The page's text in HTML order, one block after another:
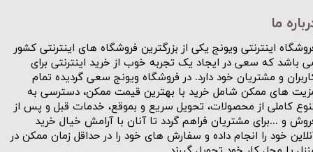
ما
اینترنتی ویونج یکی از بزرگترین فروشگاه های اینترنتی کشور
باشد که سعی در ایجاد یک تجربه خوب از خرید اینترنتی برای
و مشتریان خود دارد. در فروشگاه ویونج سعی گردیده تمام
های ممکن شامل خرید با بهترین قیمت ممکن، دسترسی به
کاملی از محصولات، تحویل سریع و بموقع، خدمات قبل و پس از
و ...برای مشتریان فراهم گردد تا آنان با آرامش خیال خرید
خود را انجام داده و سفارش های خود را در حداقل زمان ممکن در